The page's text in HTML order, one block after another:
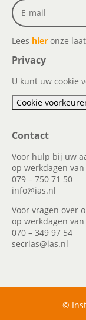
Lees hier onze
Privacy
U kunt uw cookie
Cookie
Contact
Voor hulp bij uw
op werkdagen
079 – 750 71 50
info@ias.nl
Voor vragen over
op werkdagen
070 – 349 97 54
secrias@ias.nl
©